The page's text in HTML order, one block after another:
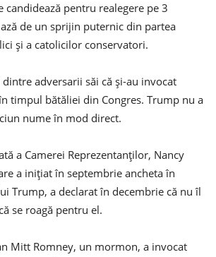
candidează pentru realegere pe 3
de un sprijin puternic din partea
şi a catolicilor conservatori.
dintre adversarii săi că şi-au invocat
timpul bătăliei din Congres. Trump nu a
nume în mod direct.
a Camerei Reprezentanţilor, Nancy
a iniţiat în septembrie ancheta în
Trump, a declarat în decembrie că nu îl
se roagă pentru el.
Mitt Romney, un mormon, a invocat